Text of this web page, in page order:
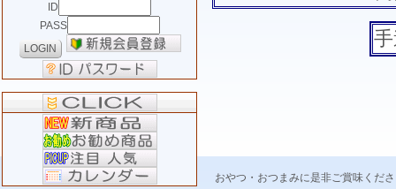
ID
PASS
おやつ・おつまみに是非ご賞味くだ